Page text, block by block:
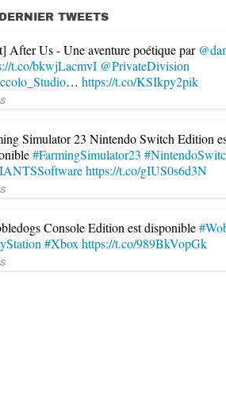
TWEETS
After Us - Une aventure poétique par
t.co/bkwjLacmvI @PrivateDivision
… https://t.co/KSIkpy2pik
Simulator 23 Nintendo Switch Edition
#FarmingSimulator23
https://t.co/gIUS0s6d3N
Console Edition est disponible
#Xbox https://t.co/989BkVopGk